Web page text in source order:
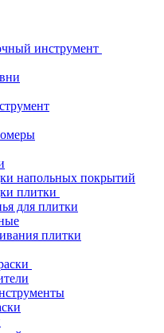
инструмент
напольных покрытий
плитки
для плитки
плитки